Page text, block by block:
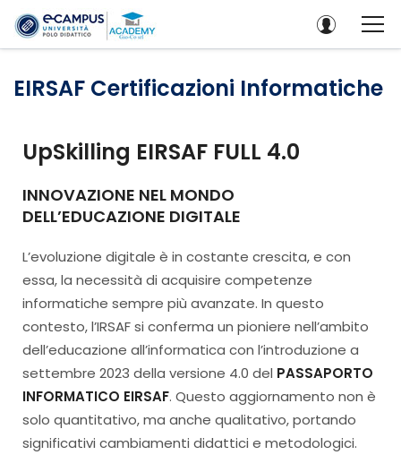
EIRSAF Certificazioni Informatiche
UpSkilling EIRSAF FULL 4.0
INNOVAZIONE NEL MONDO
DELL’EDUCAZIONE DIGITALE
L’evoluzione digitale è in costante crescita, e con
essa, la necessità di acquisire competenze
informatiche sempre più avanzate. In questo
contesto, l’IRSAF si conferma un pioniere nell’ambito
dell’educazione all’informatica con l’introduzione a
settembre 2023 della versione 4.0 del PASSAPORTO
INFORMATICO EIRSAF. Questo aggiornamento non è
solo quantitativo, ma anche qualitativo, portando
significativi cambiamenti didattici e metodologici.